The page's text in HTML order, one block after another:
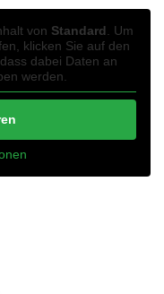
von Standard . Um
klicken Sie auf den
dabei Daten an
werden.